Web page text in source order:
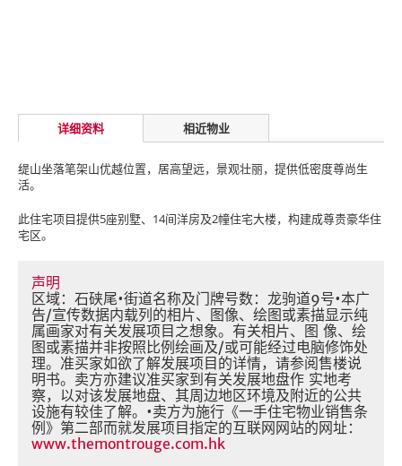
详细资料 相近物业
缇山坐落笔架山优越位置，居高望远，景观壮丽，提供低密度尊尚生
活。
此住宅项目提供5座别墅、14间洋房及2幢住宅大楼，构建成尊贵豪华住
宅区。
声明
区域：石硖尾•街道名称及门牌号数：龙驹道9号•本广
告/宣传数据内载列的相片、图像、绘图或素描显示纯
属画家对有关发展项目之想象。有关相片、图 像、绘
图或素描并非按照比例绘画及/或可能经过电脑修饰处
理。准买家如欲了解发展项目的详情，请参阅售楼说
明书。卖方亦建议准买家到有关发展地盘作 实地考
察，以对该发展地盘、其周边地区环境及附近的公共
设施有较佳了解。•卖方为施行《一手住宅物业销售条
例》第二部而就发展项目指定的互联网网站的网址：
www.themontrouge.com.hk